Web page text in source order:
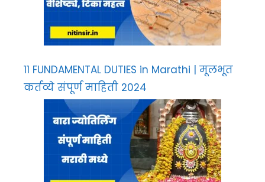
11 FUNDAMENTAL DUTIES in Marathi | मूलभूत
कर्तव्ये संपूर्ण माहिती 2024